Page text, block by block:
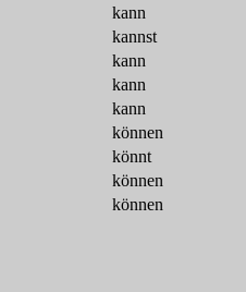
kann
kannst
kann
kann
kann
können
könnt
können
können